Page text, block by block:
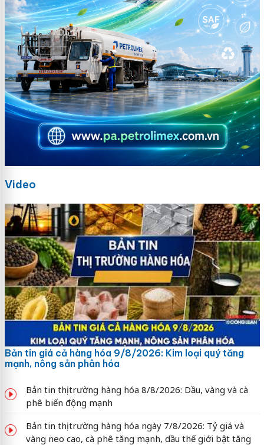
Video
Bản tin giá cả hàng hóa 9/8/2026: Kim loại quý tăng
mạnh, nông sản phân hóa
Bản tin thị trường hàng hóa 8/8/2026: Dầu, vàng và cà
phê biến động mạnh
Bản tin thị trường hàng hóa ngày 7/8/2026: Tỷ giá và
vàng neo cao, cà phê tăng mạnh, dầu thế giới bật tăng